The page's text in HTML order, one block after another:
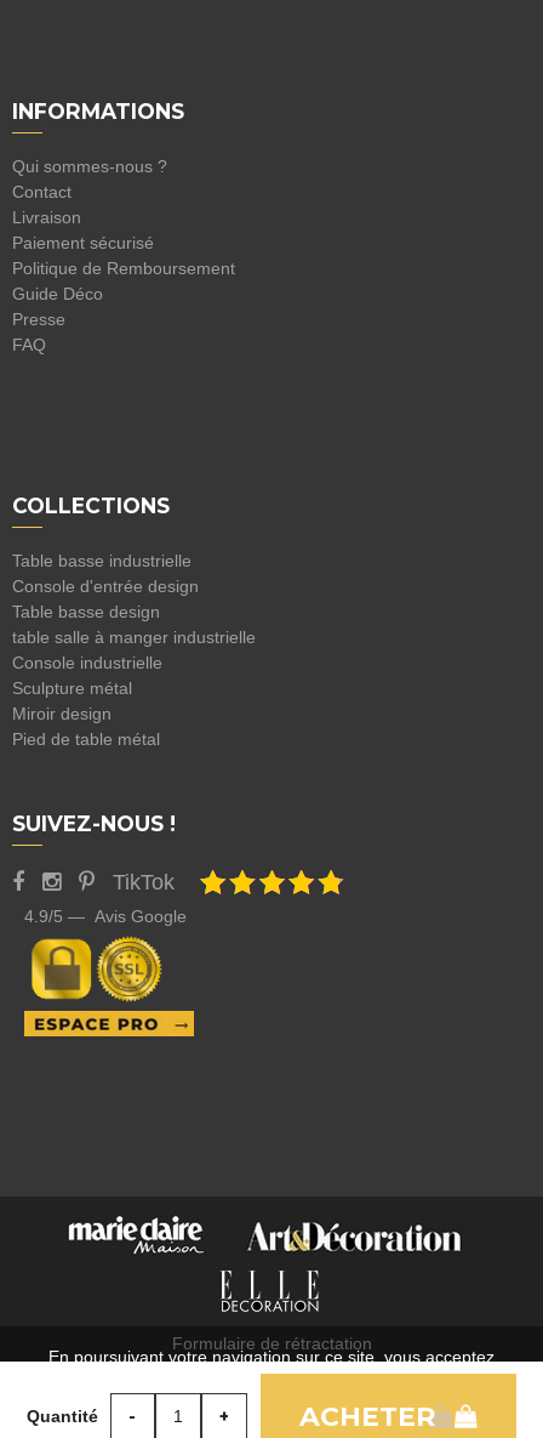
Quantité
INFORMATIONS
Qui sommes-nous ?
Contact
Livraison
Paiement sécurisé
Politique de Remboursement
Guide Déco
Presse
FAQ
COLLECTIONS
Table basse industrielle
Console d'entrée design
Table basse design
table salle à manger industrielle
Console industrielle
Sculpture métal
Miroir design
Pied de table métal
SUIVEZ-NOUS !
TikTok
4.9/5 — Avis Google
Formulaire de rétractation
Mentions légales
En poursuivant votre navigation sur ce site, vous acceptez